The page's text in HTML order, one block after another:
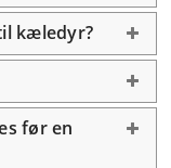
kæledyr?
før en